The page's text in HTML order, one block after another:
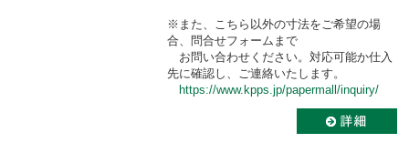
※また、こちら以外の寸法をご希望の場
合、問合せフォームまで
お問い合わせください。対応可能か仕入
先に確認し、ご連絡いたします。
https://www.kpps.jp/papermall/inquiry/